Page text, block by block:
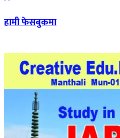
हामी फेसबुकमा